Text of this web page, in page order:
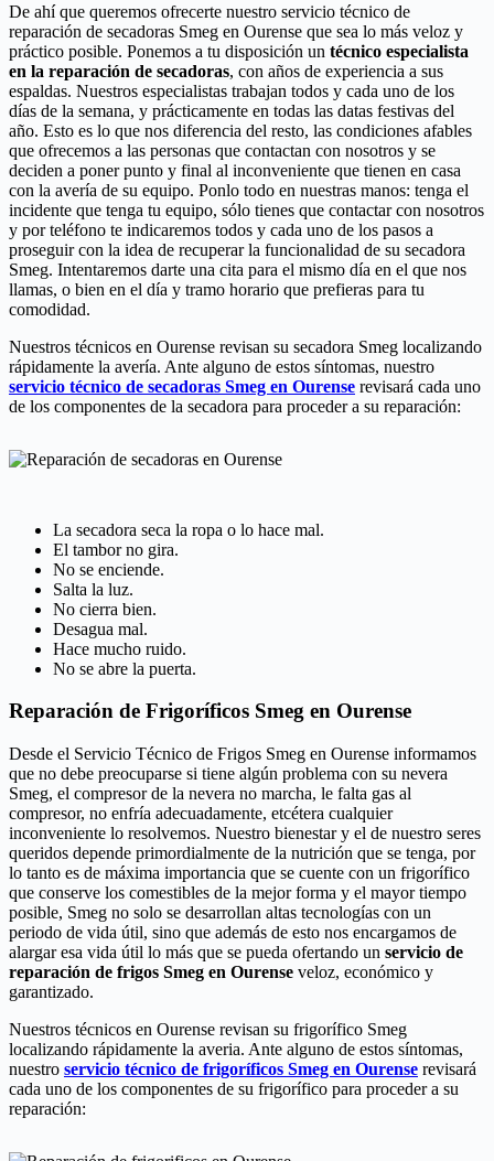
De ahí que queremos ofrecerte nuestro servicio técnico de
reparación de secadoras Smeg en Ourense que sea lo más veloz y
práctico posible. Ponemos a tu disposición un técnico especialista
en la reparación de secadoras, con años de experiencia a sus
espaldas. Nuestros especialistas trabajan todos y cada uno de los
días de la semana, y prácticamente en todas las datas festivas del
año. Esto es lo que nos diferencia del resto, las condiciones afables
que ofrecemos a las personas que contactan con nosotros y se
deciden a poner punto y final al inconveniente que tienen en casa
con la avería de su equipo. Ponlo todo en nuestras manos: tenga el
incidente que tenga tu equipo, sólo tienes que contactar con nosotros
y por teléfono te indicaremos todos y cada uno de los pasos a
proseguir con la idea de recuperar la funcionalidad de su secadora
Smeg. Intentaremos darte una cita para el mismo día en el que nos
llamas, o bien en el día y tramo horario que prefieras para tu
comodidad.
Nuestros técnicos en Ourense revisan su secadora Smeg localizando
rápidamente la avería. Ante alguno de estos síntomas, nuestro
servicio técnico de secadoras Smeg en Ourense revisará cada uno
de los componentes de la secadora para proceder a su reparación:
La secadora seca la ropa o lo hace mal.
El tambor no gira.
No se enciende.
Salta la luz.
No cierra bien.
Desagua mal.
Hace mucho ruido.
No se abre la puerta.
Reparación de Frigoríficos Smeg en Ourense
Desde el Servicio Técnico de Frigos Smeg en Ourense informamos
que no debe preocuparse si tiene algún problema con su nevera
Smeg, el compresor de la nevera no marcha, le falta gas al
compresor, no enfría adecuadamente, etcétera cualquier
inconveniente lo resolvemos. Nuestro bienestar y el de nuestro seres
queridos depende primordialmente de la nutrición que se tenga, por
lo tanto es de máxima importancia que se cuente con un frigorífico
que conserve los comestibles de la mejor forma y el mayor tiempo
posible, Smeg no solo se desarrollan altas tecnologías con un
periodo de vida útil, sino que además de esto nos encargamos de
alargar esa vida útil lo más que se pueda ofertando un servicio de
reparación de frigos Smeg en Ourense veloz, económico y
garantizado.
Nuestros técnicos en Ourense revisan su frigorífico Smeg
localizando rápidamente la averia. Ante alguno de estos síntomas,
nuestro servicio técnico de frigoríficos Smeg en Ourense revisará
cada uno de los componentes de su frigorífico para proceder a su
reparación: